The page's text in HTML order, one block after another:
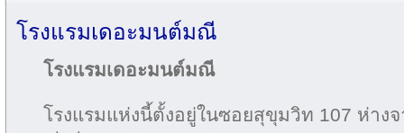
โรงแรมเดอะมนต์มณี
โรงแรมเดอะมนต์มณี
โรงแรมแห่งนี้ตั้งอยู่ในซอยสุขุมวิท 107 ห่าง